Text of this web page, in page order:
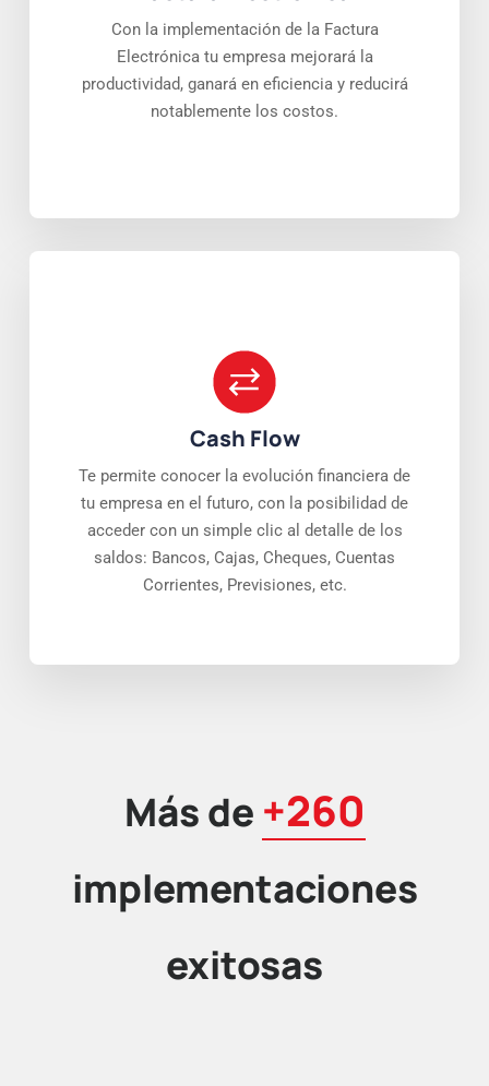
Con la implementación de la Factura
Electrónica tu empresa mejorará la
productividad, ganará en eficiencia y reducirá
notablemente los costos.
Cash Flow
Te permite conocer la evolución financiera de
tu empresa en el futuro, con la posibilidad de
acceder con un simple clic al detalle de los
saldos: Bancos, Cajas, Cheques, Cuentas
Corrientes, Previsiones, etc.
Más de +260
implementaciones
exitosas